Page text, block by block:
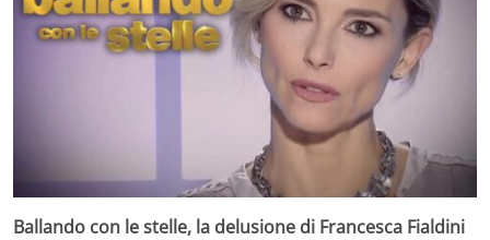
Ballando con le stelle, la delusione di Francesca Fialdini